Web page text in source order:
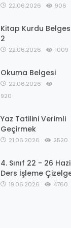
22.06.2026 906
Kitap Kurdu
2
22.06.2026 1009
Okuma Belgesi
22.06.2026
920
Yaz Tatilini Verimli
Geçirmek
21.06.2026 2520
4. Sınıf 22 - 26
Ders İşleme
19.06.2026 4760